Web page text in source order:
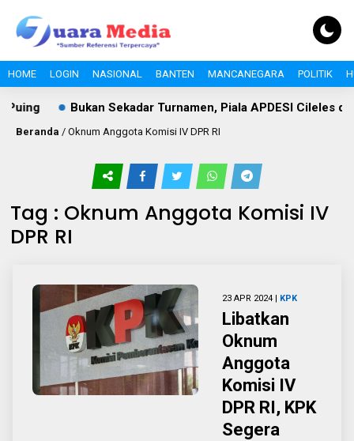
HOME LOGIN NASIONAL BANTEN MANCANEGARA POLITIK
Bukan Sekadar Turnamen, Piala APDESI Cileles
Beranda / Oknum Anggota Komisi IV DPR RI
Tag : Oknum Anggota Komisi IV
DPR RI
23 APR 2024 | KPK
Libatkan
Oknum
Anggota
Komisi IV
DPR RI, KPK
Segera